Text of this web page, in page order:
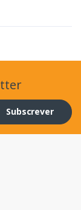
Subscrever